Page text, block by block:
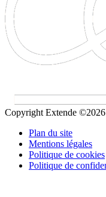
Copyright Extende ©2026
Plan du site
Mentions légales
Politique de cookies
Politique de